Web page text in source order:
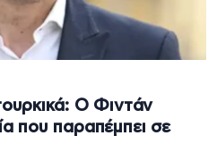
Ο Φιντάν
που παραπέμπει σε